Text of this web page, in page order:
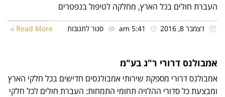
העברת חולים בכל הארץ, מחלקה לטיפול בנפטרים
דצמבר 8, 2016 5:41 am סגור לתגובות
שבו
Read More »
אמבולנס דרורי ר"ג בע"מ
אמבולנס דרורי מספקת שירותי אמבולנסים חדישים בכל חלקי
הארץ ומבצעת כל סדורי ההלויה תחומי התמחות: העברת חולים